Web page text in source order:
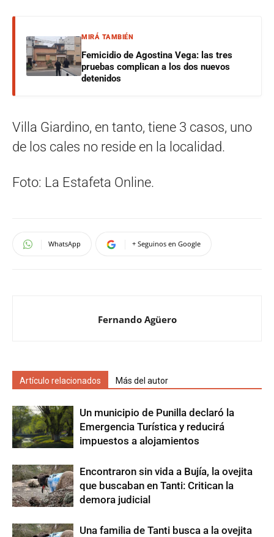
MIRÁ TAMBIÉN
Femicidio de Agostina Vega: las tres
pruebas complican a los dos nuevos
detenidos
Villa Giardino, en tanto, tiene 3 casos, uno
de los cales no reside en la localidad.
Foto: La Estafeta Online.
WhatsApp + Seguinos en Google
Fernando Agüero
Artículo relacionados Más del autor
Un municipio de Punilla declaró la
Emergencia Turística y reducirá
impuestos a alojamientos
Encontraron sin vida a Bujía, la ovejita
que buscaban en Tanti: Critican la
demora judicial
Una familia de Tanti busca a la ovejita